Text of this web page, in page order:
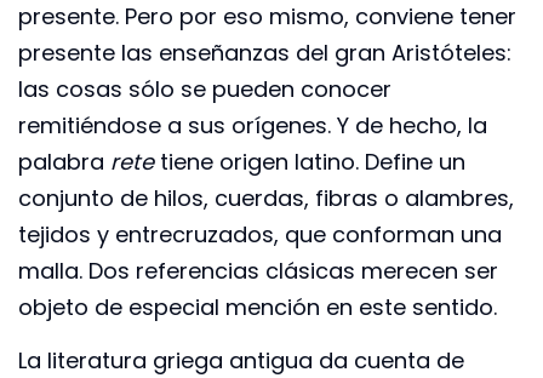
presente. Pero por eso mismo, conviene tener
presente las enseñanzas del gran Aristóteles:
las cosas sólo se pueden conocer
remitiéndose a sus orígenes. Y de hecho, la
palabra retetiene origen latino. Define un
conjunto de hilos, cuerdas, fibras o alambres,
tejidos y entrecruzados, que conforman una
malla. Dos referencias clásicas merecen ser
objeto de especial mención en este sentido.
La literatura griega antigua da cuenta de